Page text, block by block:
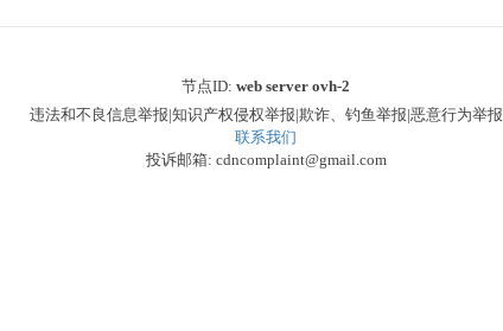
节点ID: web server ovh-2
违法和不良信息举报|知识产权侵权举报|欺诈、钓鱼举报|恶意行为举报
联系我们
投诉邮箱: cdncomplaint@gmail.com